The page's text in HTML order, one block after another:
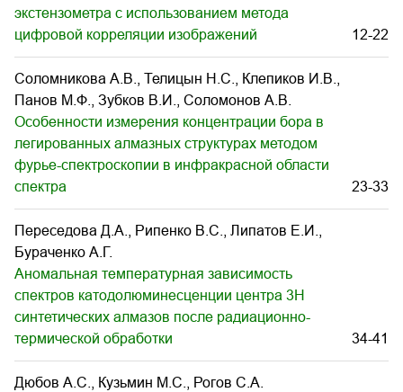
экстензометра с использованием метода
цифровой корреляции изображений
12-22
Соломникова А.В., Телицын Н.С., Клепиков И.В.,
Панов М.Ф., Зубков В.И., Соломонов А.В.
Особенности измерения концентрации бора в
легированных алмазных структурах методом
фурье-спектроскопии в инфракрасной области
спектра
23-33
Переседова Д.А., Рипенко В.С., Липатов Е.И.,
Бураченко А.Г.
Аномальная температурная зависимость
спектров катодолюминесценции центра 3H
синтетических алмазов после радиационно-
термической обработки
34-41
Дюбов А.С., Кузьмин М.С., Рогов С.А.